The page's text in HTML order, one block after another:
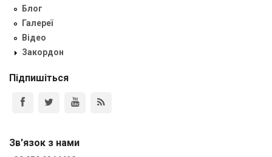
Блог
Галереї
Відео
Закордон
Підпишіться
Зв'язок з нами